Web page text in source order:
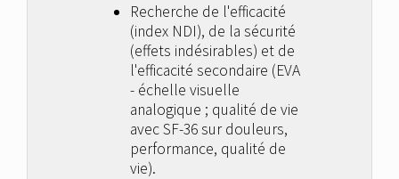
Recherche de l'efficacité
(index NDI), de la sécurité
(effets indésirables) et de
l'efficacité secondaire (EVA
- échelle visuelle
analogique ; qualité de vie
avec SF-36 sur douleurs,
performance, qualité de
vie).